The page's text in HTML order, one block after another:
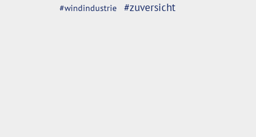
#windindustrie #zuversicht